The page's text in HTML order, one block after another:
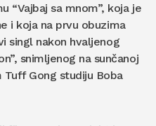
“Vajbaj sa mnom”, koja je
i koja na prvu obuzima
singl nakon hvaljenog
snimljenog na sunčanoj
Gong studiju Boba